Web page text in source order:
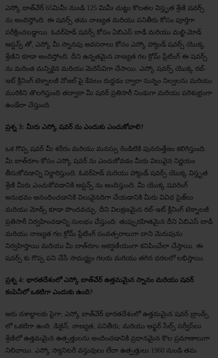
ఎస్కో బాత్‌వేర్ 65మిమీ నుండి 125 మిమీ చుట్టు కొలతల విస్తృత శ్రేణి షవర్స్
ను అందిస్తోంది. ఈ షవర్స్ తమ నాణ్యత మరియు పనితీరు కోసం పూర్తిగా
పరీక్షించబడ్డాయి. ఓవర్‌హెడ్ షవర్స్ కోసం ఏబిఎస్ బాడీ మరియు మల్టి-మోడ్
ఆప్షన్స్ తో, ఎస్కో మీ స్నానపు అవసరాలు కోసం ఎస్కో హ్యాండ్ షవర్స్ యొక్క
శ్రేణిని కూడా అందిస్తోంది. దీని ఉన్నతమైన నాణ్యత గల క్రోమ్ ప్లేటింగ్ ఈ షవర్స్
ను మరింత మన్నికైన మరియు మెరిసేవిగా చేసాయి. ఎస్కో షవర్స్ యొక్క రబ్-
ఇట్ క్లీనింగ్ టెక్నాలజీ నోజల్ పై కేవలం రుద్దడం ద్వారా సున్నం నిల్వలను మరియు
మురికిని తొలగిస్తుంది తద్వారా మీ షవర్ ప్రతిసారీ నిండుగా మరియు పరిశుభ్రంగా
ఉండేలా చేస్తుంది.
ప్రశ్న 3: మీరు ఎస్కో షవర్ ను ఎందుకు ఎంచుకోవాలి?
ఒక గొప్ప షవర్ మీ శరీరం మరియు మనస్సు రెండిటికి పునరుత్తేజం కలిగిస్తుంది.
మీ బాత్‌రూం కోసం ఎస్కో షవర్ ను ఎంచుకోవడం మీరు విలువైన నిర్ణయం
తీసుకోవడాన్ని నిర్థారిస్తుంది. ఓవర్‌హెడ్ మరియు హ్యాండ్ షవర్స్ యొక్క విస్తృత
శ్రేణి మీరు ఎంచుకోవడానికి ఆప్షన్స్ ను అందిస్తుంది. మీ యొక్క షవరింగ్
అనుభవం ఆనందించడానికి విలువైనదిగా చేయడానికి మీరు వివిధ సైజ్‌లు
మరియు మోడ్స్ కూడా పొందవచ్చు. దీని విలక్షణమైన రబ్-ఇట్ క్లీనింగ్ టెక్నాలజీ
ప్రతిసారీ నిర్వహించడాన్ని సులభం చేస్తుంది. తుప్పురహితమైన దీని ఏబిఎస్ బాడీ
మరియు నాణ్యత గల క్రోమ్ ప్లేటింగ్ సంవత్సరాలుగా దాని మెరుపును
నిర్వహిస్తాయి మరియు మీ బాత్‌రూం ఆకర్షణీయంగా కనిపించేలా చేస్తాయి. ఈ
షవర్స్ కు గొప్ప పని చేసే సామర్థ్యం గలదు మరియు తగిన ధరలలో లభిస్తాయి.
ప్రశ్న 4: భారతదేశంలో ఎస్కో బాత్‌వేర్ ఉత్తమమైన స్నానం మరియు షవర్
కంపెనీలో ఒకటిగా ఎందుకు ఉంది?
ఆరు దశాబ్దాలకు పైగా, ఎస్కో బాత్‌వేర్ భారతదేశంలో ఉత్తమమైన షవర్ బ్రాండ్స్
లో ఒకటిగా ఉంది. డిజైన్, నాణ్యత, పనితీరు, మరియు ఆఫ్టర్ సేల్స్ సర్వీస్‌లు
శ్రేణిలో ఉత్తమమైన ఉత్పత్తులను అందించడానికి ప్రధానమైన కొల ప్రమాణాలుగా
నిలిచాయి. ఎస్కో స్యానిటరీ వస్తువులు లేదా ఉత్పత్తులు 1960 నుండి తమ